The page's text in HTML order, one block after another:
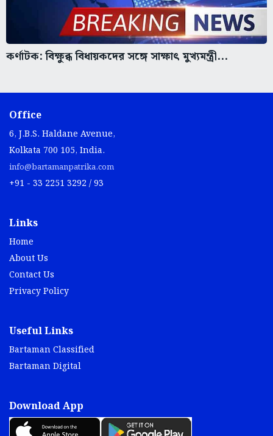
কর্ণাটক: বিক্ষুব্ধ বিধায়কদের সঙ্গে সাক্ষাৎ মুখ্যমন্ত্রী...
Office
6, J.B.S. Haldane Avenue,
Kolkata 700 105, India.
info@bartamanpatrika.com
+91 - 33 2251 3292 / 93
Links
Home
About Us
Contact Us
Privacy Policy
Useful Links
Bartaman Classified
Bartaman Digital
Download App